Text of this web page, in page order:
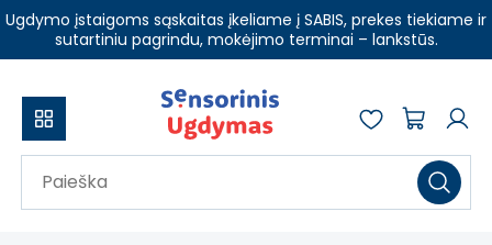
Ugdymo įstaigoms sąskaitas įkeliame į SABIS, prekes tiekiame ir
sutartiniu pagrindu, mokėjimo terminai – lankstūs.